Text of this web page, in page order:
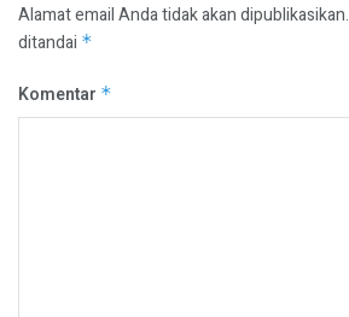
Alamat email Anda tidak akan dipublikasikan.
ditandai *
Komentar *